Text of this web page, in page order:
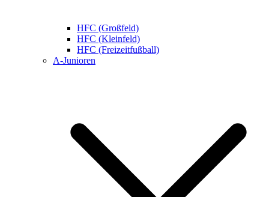
HFC (Großfeld)
HFC (Kleinfeld)
HFC (Freizeitfußball)
A-Junioren